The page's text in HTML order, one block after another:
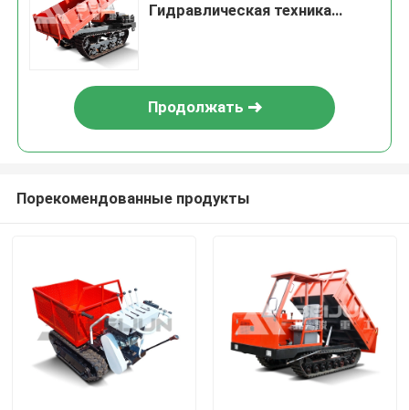
Гидравлическая техника
Продолжать
Порекомендованные продукты